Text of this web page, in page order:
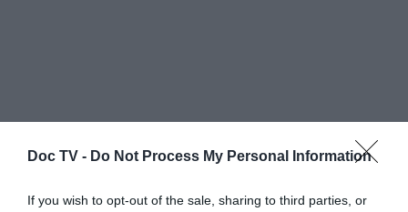
Doc TV - Do Not Process My Personal Information
If you wish to opt-out of the sale, sharing to third parties, or
Με ένα πινέλο αλείφουμε το ένα φύλλο με
φύλλο από πάνω, το βουτυρώνουμε κι